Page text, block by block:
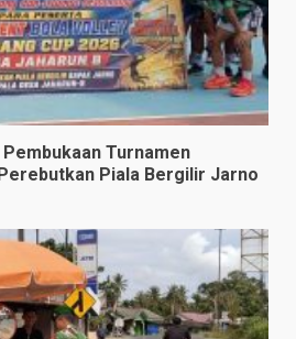
Turnamen
Piala Bergilir Jarno